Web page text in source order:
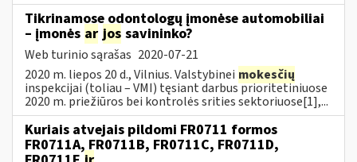
Tikrinamose odontologų įmonėse automobiliai
– įmonės ar jos savininko?
Web turinio sąrašas 2020-07-21
2020 m. liepos 20 d., Vilnius. Valstybinei mokesčių
inspekcijai (toliau – VMI) tęsiant darbus prioritetiniuose
2020 m. priežiūros bei kontrolės srities sektoriuose[1],...
Kuriais atvejais pildomi FR0711 formos
FR0711A, FR0711B, FR0711C, FR0711D,